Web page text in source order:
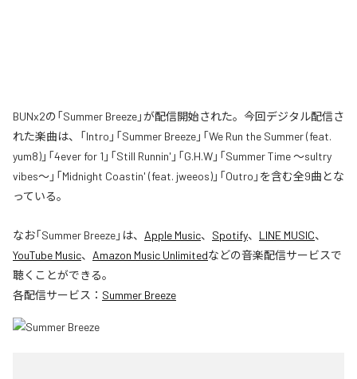
BUNx2の「Summer Breeze」が配信開始された。今回デジタル配信さ
れた楽曲は、「Intro」「Summer Breeze」「We Run the Summer (feat.
yum8)」「4ever for 1」「Still Runnin'」「G.H.W」「Summer Time 〜sultry
vibes〜」「Midnight Coastin' (feat. jweeos)」「Outro」を含む全9曲とな
っている。
なお「Summer Breeze」は、 Apple Music、 Spotify、 LINE MUSIC、
YouTube Music、 Amazon Music Unlimitedなどの音楽配信サービスで
聴くことができる。
各配信サービス： Summer Breeze